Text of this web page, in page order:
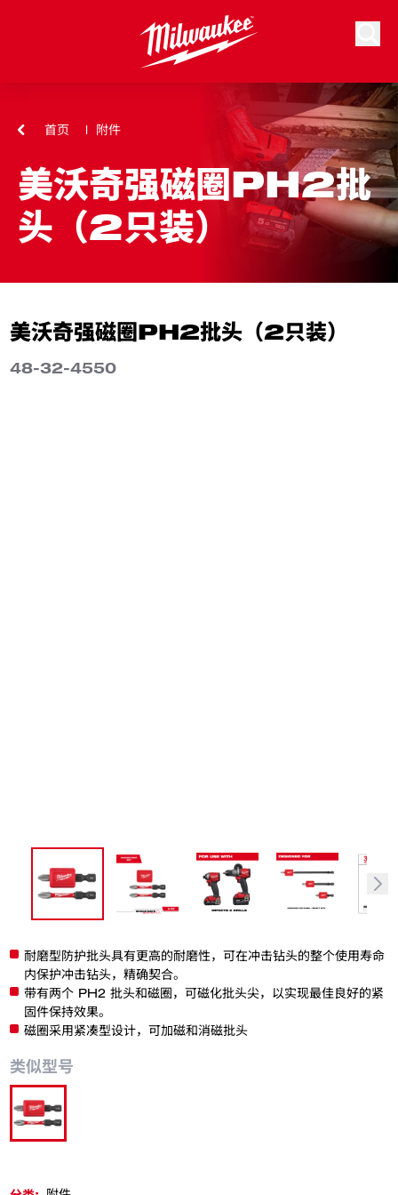
首页 附件
美沃奇强磁圈PH2批
头（2只装）
美沃奇强磁圈PH2批头（2只装）
48-32-4550
耐磨型防护批头具有更高的耐磨性，可在冲击钻头的整个使用寿命
内保护冲击钻头，精确契合。
带有两个 PH2 批头和磁圈，可磁化批头尖，以实现最佳良好的紧
固件保持效果。
磁圈采用紧凑型设计，可加磁和消磁批头
类似型号
48-32-4550